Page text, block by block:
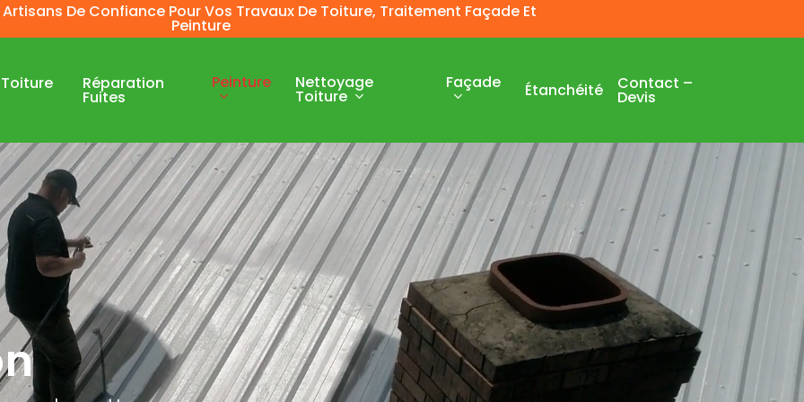
De Confiance Pour Vos Travaux De Toiture, Traitement Façade Et
Peinture
Réparation
Fuites
Peinture Nettoyage
Toiture
Façade Étanchéité Contact –
Devis